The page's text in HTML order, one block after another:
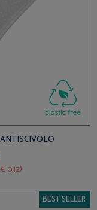
€ 0,12)
BEST SELLER